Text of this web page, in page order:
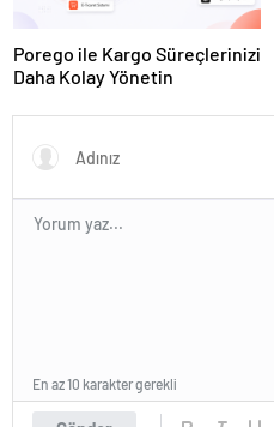
Porego ile Kargo Süreçlerinizi
Daha Kolay Yönetin
En az 10 karakter gerekli